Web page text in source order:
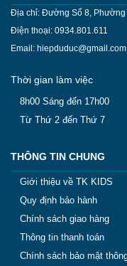
Địa chỉ: Đường Số 8, Phường
Điện thoại: 0934.801.611
Email: hiepduduc@gmail.com
Thời gian làm việc
8h00 Sáng đến 17h00
Từ Thứ 2 đến Thứ 7
THÔNG TIN CHUNG
Giới thiệu về TK KIDS
Quy định bảo hành
Chính sách giao hàng
Thông tin thanh toán
Chính sách bảo mật